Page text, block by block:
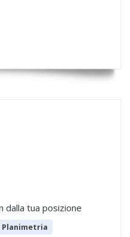
dalla tua posizione
Planimetria